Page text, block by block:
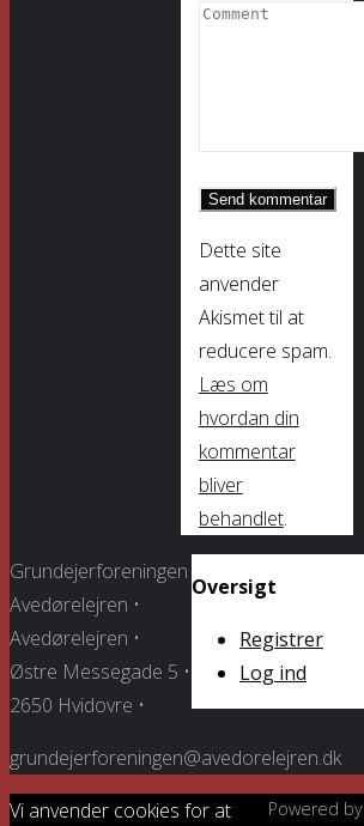
Dette site
anvender
Akismet til at
reducere spam.
Læs om
hvordan din
kommentar
bliver
behandlet.
Oversigt
Registrer
Log ind
Grundejerforeningen
Avedørelejren •
Avedørelejren •
Østre Messegade 5 •
2650 Hvidovre •
grundejerforeningen@avedorelejren.dk
Powered by
Vi anvender cookies for at